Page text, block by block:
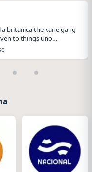
britanica the kane gang
to things uno…